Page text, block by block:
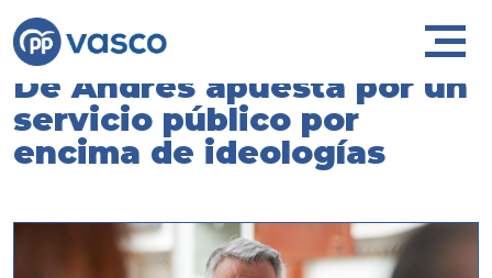
De Andrés apuesta por un
servicio público por
encima de ideologías